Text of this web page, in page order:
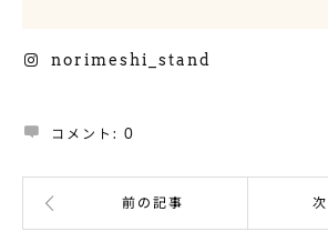
Instagram norimeshi_stand
コメント: 0